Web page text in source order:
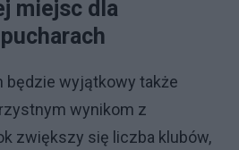
miejsc dla
będzie wyjątkowy także
wynikom z
zwiększy się liczba klubów,